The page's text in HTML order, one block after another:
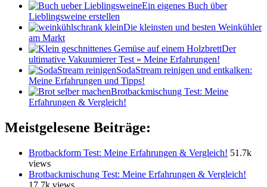
Ein eigenes Buch über
Lieblingsweine erstellen
Die kleinsten und besten Weinkühler
am Markt
Der
ultimative Vakuumierer Test » Meine Erfahrungen!
SodaStream reinigen und entkalken:
Meine Erfahrungen und Tipps!
Brotbackmischung Test: Meine
Erfahrungen & Vergleich!
Meistgelesene Beiträge:
Brotbackform Test: Meine Erfahrungen & Vergleich! 51.7k
views
Brotbackmischung Test: Meine Erfahrungen & Vergleich!